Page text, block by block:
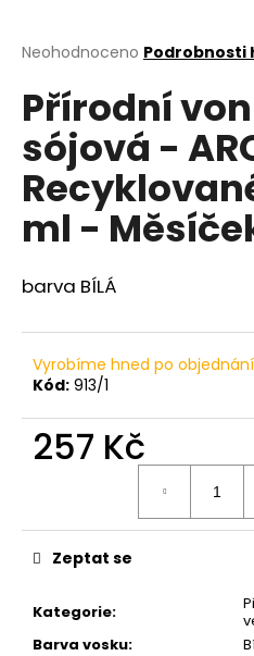
Průměrné
produktu
je
z
5
hvězdiček.
Neohodnoceno Podrobnosti
Přírodní
sójová -
ml -
barva BÍLÁ
Vyrobíme hned po objednání
Kód: 913/1
257 Kč
Kategorie:
Barva vosku:
Zeptat se
j
t
?
o
p
o
u
j
e
e